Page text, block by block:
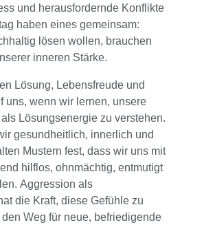
und herausfordernde Konflikte
haben eines gemeinsam:
lösen wollen, brauchen
inneren Stärke.
Lösung, Lebensfreude und
uns, wenn wir lernen, unsere
Lösungsenergie zu verstehen.
gesundheitlich, innerlich und
Mustern fest, dass wir uns mit
hilflos, ohnmächtig, entmutigt
Aggression als
die Kraft, diese Gefühle zu
Weg für neue, befriedigende